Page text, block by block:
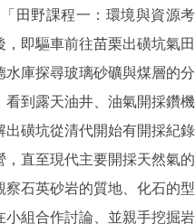
野課程一：環境與資源考
即驅車前往苗栗出磺坑氣田
庫探尋玻璃砂礦與煤層的分
到露天油井、油氣開採鑽機
磺坑從清代開始有開採紀錄
直至現代主要開採天然氣的
石英砂岩的質地、化石的型
組合作討論、並親手挖掘岩